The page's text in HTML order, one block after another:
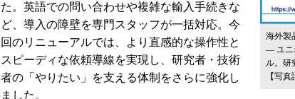
海外製
― ユニ
ル。研
【写真
た。英語での問い合わせや複雑な輸入手続きな
ど、導入の障壁を専門スタッフが一括対応。今
回のリニューアルでは、より直感的な操作性と
スピーディな依頼導線を実現し、研究者・技術
者の「やりたい」を支える体制をさらに強化し
ました。